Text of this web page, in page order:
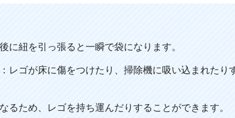
に紐を引っ張ると一瞬で袋になります。
：レゴが床に傷をつけたり、掃除機に吸い込まれたり
るため、レゴを持ち運んだりすることができます。